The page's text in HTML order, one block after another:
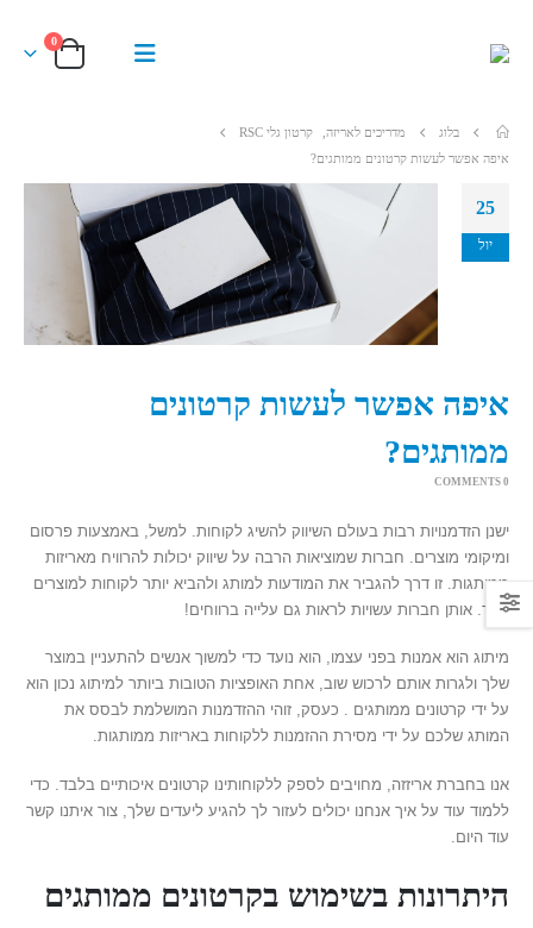
0
בלוג מדריכים לאריזה
קרטון גלי RSC
איפה אפשר לעשות קרטונים ממותגים?
25
יול
איפה אפשר לעשות קרטונים
ממותגים?
0 COMMENTS
ישנן הזדמנויות רבות בעולם השיווק להשיג לקוחות. למשל, באמצעות פרסום
ומיקומי מוצרים. חברות שמוציאות הרבה על שיווק יכולות להרוויח מאריזות
ממותגות. זו דרך להגביר את המודעות למותג ולהביא יותר לקוחות למוצרים
שלך. אותן חברות עשויות לראות גם עלייה ברווחים!
מיתוג הוא אמנות בפני עצמו, הוא נועד כדי למשוך אנשים להתעניין במוצר
שלך ולגרות אותם לרכוש שוב, אחת האופציות הטובות ביותר למיתוג נכון הוא
על ידי קרטונים ממותגים . כעסק, זוהי ההזדמנות המושלמת לבסס את
המותג שלכם על ידי מסירת ההזמנות ללקוחות באריזות ממותגות.
אנו בחברת אריזזה, מחויבים לספק ללקוחותינו קרטונים איכותיים בלבד. כדי
ללמוד עוד על איך אנחנו יכולים לעזור לך להגיע ליעדים שלך, צור איתנו קשר
עוד היום.
היתרונות בשימוש בקרטונים ממותגים